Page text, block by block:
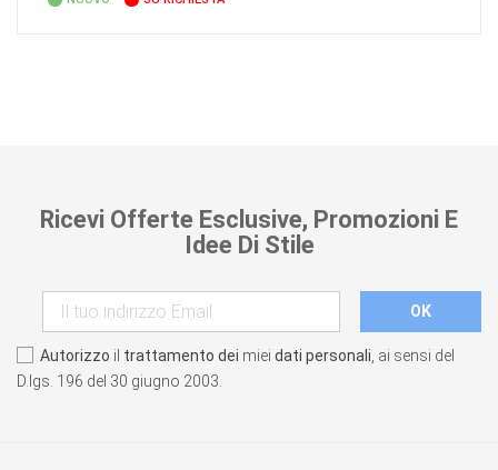
Ricevi Offerte Esclusive, Promozioni E
Idee Di Stile
Autorizzo il trattamento dei miei dati personali , ai sensi del
D.lgs. 196 del 30 giugno 2003.